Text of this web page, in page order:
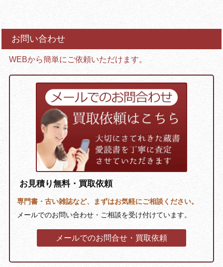
お問い合わせ
WEBから簡単にご依頼いただけます。
お見積り無料・買取依頼
専門書・古い雑誌など、まずはお気軽にご相談ください。
メールでのお問い合わせ・ご相談を受け付けています。
メールでのお問合せ・買取依頼